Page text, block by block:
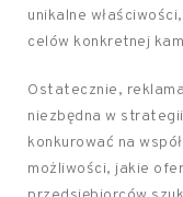
unikalne
celów konkretnej
Ostatecznie,
niezbędna w
konkurować na
możliwości, jakie